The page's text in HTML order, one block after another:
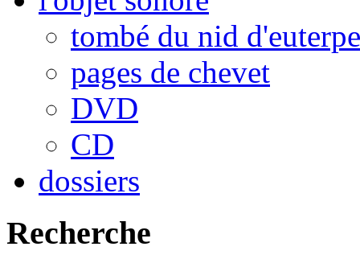
tombé du nid d'euterpe
pages de chevet
DVD
CD
dossiers
Recherche